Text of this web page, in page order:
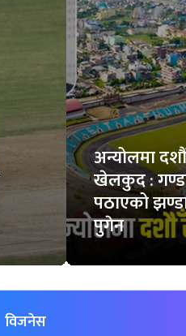
अन्योलमा दशौँ
खेलकुद :
पठाएको
पुगेन
विजनेस